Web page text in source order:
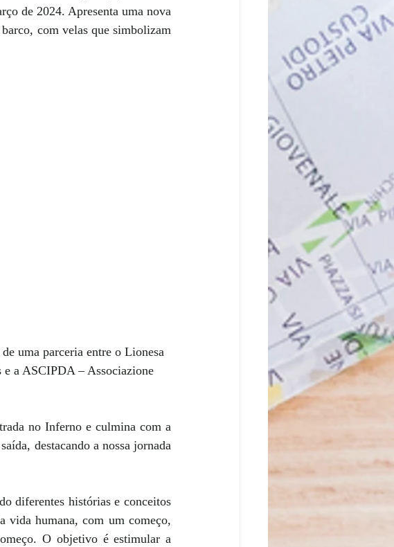
de 2024. Apresenta uma nova
com velas que simbolizam
uma parceria entre o Lionesa
a ASCIPDA – Associazione
no Inferno e culmina com a
destacando a nossa jornada
diferentes histórias e conceitos
vida humana, com um começo,
O objetivo é estimular a